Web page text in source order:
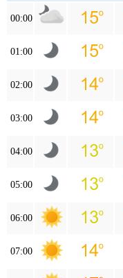
00:00
01:00
02:00
03:00
04:00
05:00
06:00
07:00